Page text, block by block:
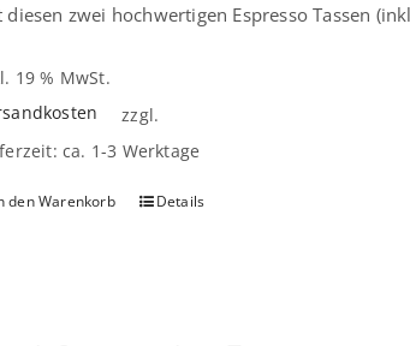
diesen zwei hochwertigen Espresso Tassen
19 % MwSt.
zzgl.
ca. 1-3 Werktage
den Warenkorb Details